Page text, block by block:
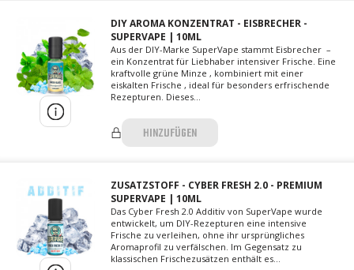
DIY AROMA KONZENTRAT - EISBRECHER -
SUPERVAPE | 10ML
Aus der DIY-Marke SuperVape stammt Eisbrecher –
ein Konzentrat für Liebhaber intensiver Frische. Eine
kraftvolle grüne Minze , kombiniert mit einer
eiskalten Frische , ideal für besonders erfrischende
Rezepturen. Dieses...
HINZUFÜGEN
ZUSATZSTOFF - CYBER FRESH 2.0 - PREMIUM
SUPERVAPE | 10ML
Das Cyber Fresh 2.0 Additiv von SuperVape wurde
entwickelt, um DIY-Rezepturen eine intensive
Frische zu verleihen, ohne ihr ursprüngliches
Aromaprofil zu verfälschen. Im Gegensatz zu
klassischen Frischezusätzen enthält es...